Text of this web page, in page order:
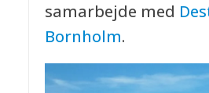
samarbejde med
Bornholm.